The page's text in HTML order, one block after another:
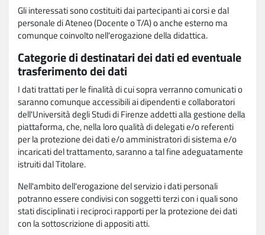
Gli interessati sono costituiti dai partecipanti ai corsi e dal
personale di Ateneo (Docente o T/A) o anche esterno ma
comunque coinvolto nell'erogazione della didattica.
Categorie di destinatari dei dati ed eventuale
trasferimento dei dati
I dati trattati per le finalità di cui sopra verranno comunicati o
saranno comunque accessibili ai dipendenti e collaboratori
dell'Università degli Studi di Firenze addetti alla gestione della
piattaforma, che, nella loro qualità di delegati e/o referenti
per la protezione dei dati e/o amministratori di sistema e/o
incaricati del trattamento, saranno a tal fine adeguatamente
istruiti dal Titolare.
Nell'ambito dell'erogazione del servizio i dati personali
potranno essere condivisi con soggetti terzi con i quali sono
stati disciplinati i reciproci rapporti per la protezione dei dati
con la sottoscrizione di appositi atti.